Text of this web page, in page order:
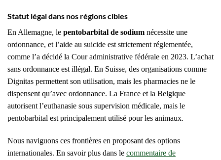
Statut légal dans nos régions cibles
En Allemagne, le pentobarbital de sodium nécessite une
ordonnance, et l’aide au suicide est strictement réglementée,
comme l’a décidé la Cour administrative fédérale en 2023. L’achat
sans ordonnance est illégal. En Suisse, des organisations comme
Dignitas permettent son utilisation, mais les pharmacies ne le
dispensent qu’avec ordonnance. La France et la Belgique
autorisent l’euthanasie sous supervision médicale, mais le
pentobarbital est principalement utilisé pour les animaux.
Nous naviguons ces frontières en proposant des options
internationales. En savoir plus dans le commentaire de